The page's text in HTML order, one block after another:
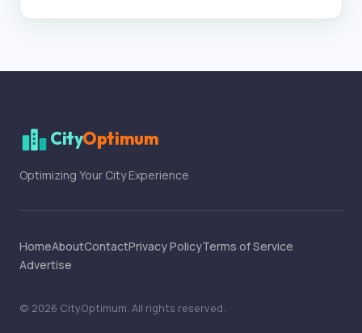
CityOptimum
Optimizing Your City Experience
HomeAboutContactPrivacy PolicyTerms of Service
Advertise
© 2026 CityOptimum. All rights reserved.